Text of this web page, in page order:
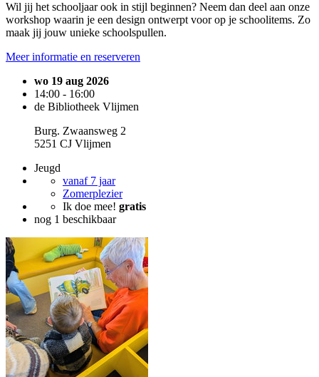
Wil jij het schooljaar ook in stijl beginnen? Neem dan deel aan onze
workshop waarin je een design ontwerpt voor op je schoolitems. Zo
maak jij jouw unieke schoolspullen.
Meer informatie en reserveren
wo 19 aug 2026
14:00 - 16:00
de Bibliotheek Vlijmen
Burg. Zwaansweg 2
5251 CJ Vlijmen
Jeugd
vanaf 7 jaar
Zomerplezier
Ik doe mee! gratis
nog 1 beschikbaar